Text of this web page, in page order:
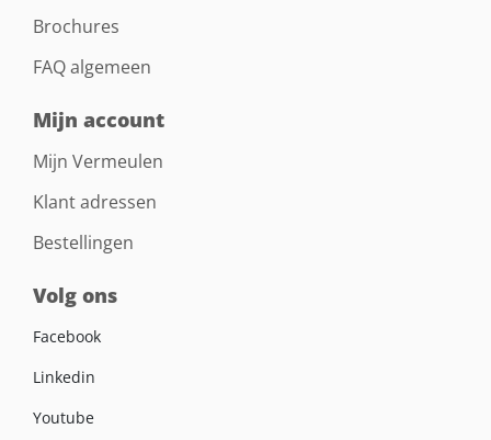
Brochures
FAQ algemeen
Mijn account
Mijn Vermeulen
Klant adressen
Bestellingen
Volg ons
Facebook
Linkedin
Youtube